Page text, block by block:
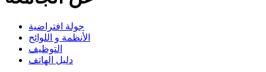
جولة افتراضية
الأنظمة و اللوائح
التوظيف
دليل الهاتف